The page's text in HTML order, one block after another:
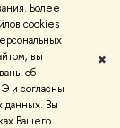
Более
cookies
вы
об
и согласны
данных. Вы
Вашего
✖
дизайна НИУ